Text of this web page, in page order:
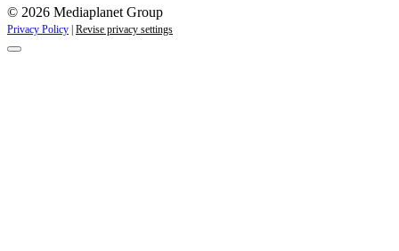
© 2026 Mediaplanet Group
Privacy Policy Revise privacy settings